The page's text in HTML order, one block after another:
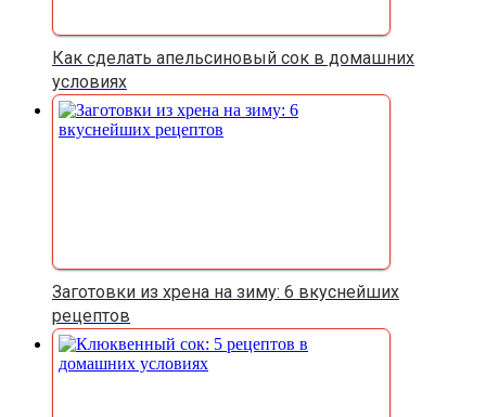
Как сделать апельсиновый сок в домашних
условиях
Заготовки из хрена на зиму: 6 вкуснейших
рецептов